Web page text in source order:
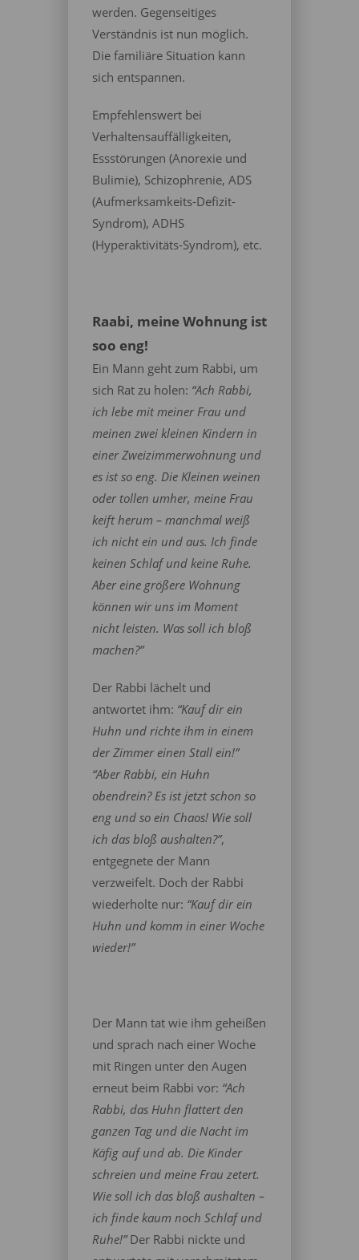
werden. Gegenseitiges
Verständnis ist nun möglich.
Die familiäre Situation kann
sich entspannen.
Empfehlenswert bei
Verhaltensauffälligkeiten,
Essstörungen (Anorexie und
Bulimie), Schizophrenie, ADS
(Aufmerksamkeits-Defizit-
Syndrom), ADHS
(Hyperaktivitäts-Syndrom), etc.
Raabi, meine Wohnung ist
soo eng!
Ein Mann geht zum Rabbi, um
sich Rat zu holen: “Ach Rabbi,
ich lebe mit meiner Frau und
meinen zwei kleinen Kindern in
einer Zweizimmerwohnung und
es ist so eng. Die Kleinen weinen
oder tollen umher, meine Frau
keift herum – manchmal weiß
ich nicht ein und aus. Ich finde
keinen Schlaf und keine Ruhe.
Aber eine größere Wohnung
können wir uns im Moment
nicht leisten. Was soll ich bloß
machen?”
Der Rabbi lächelt und
antwortet ihm: “Kauf dir ein
Huhn und richte ihm in einem
der Zimmer einen Stall ein!”
“Aber Rabbi, ein Huhn
obendrein? Es ist jetzt schon so
eng und so ein Chaos! Wie soll
ich das bloß aushalten?”,
entgegnete der Mann
verzweifelt. Doch der Rabbi
wiederholte nur: “Kauf dir ein
Huhn und komm in einer Woche
wieder!”
Der Mann tat wie ihm geheißen
und sprach nach einer Woche
mit Ringen unter den Augen
erneut beim Rabbi vor: “Ach
Rabbi, das Huhn flattert den
ganzen Tag und die Nacht im
Käfig auf und ab. Die Kinder
schreien und meine Frau zetert.
Wie soll ich das bloß aushalten –
ich finde kaum noch Schlaf und
Ruhe!”Der Rabbi nickte und